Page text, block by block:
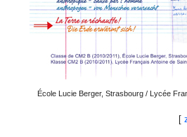
École Lucie Berger, Strasbourg / Lycée
[